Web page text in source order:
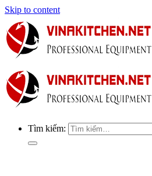
Skip to content
Tìm kiếm: